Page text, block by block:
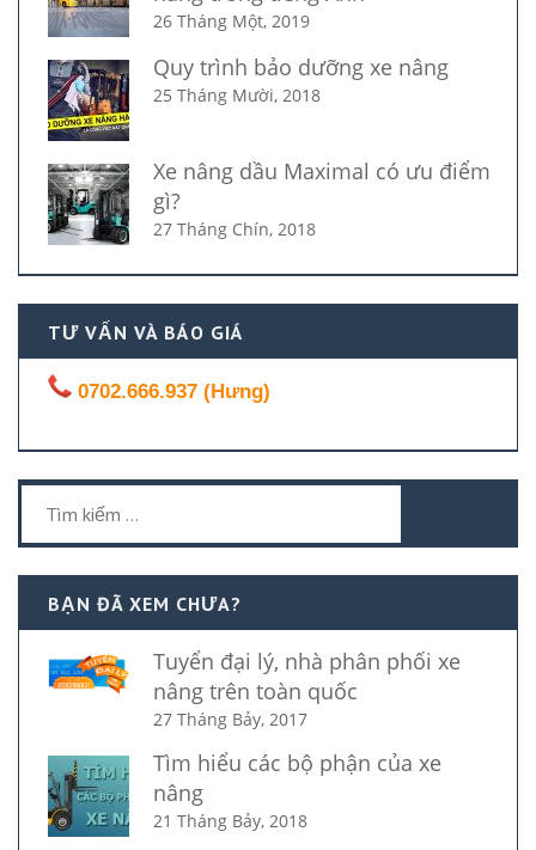
26 Tháng Một, 2019
Quy trình bảo dưỡng xe nâng
25 Tháng Mười, 2018
Xe nâng dầu Maximal có ưu điểm
gì?
27 Tháng Chín, 2018
TƯ VẤN VÀ BÁO GIÁ
0702.666.937 (Hưng)
kiếm
cho:
BẠN ĐÃ XEM CHƯA?
Tuyển đại lý, nhà phân phối xe
nâng trên toàn quốc
27 Tháng Bảy, 2017
Tìm hiểu các bộ phận của xe
nâng
21 Tháng Bảy, 2018